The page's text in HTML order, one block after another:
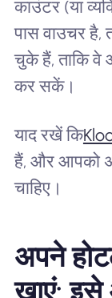
काउंटर (या
पास वाउचर
चुके हैं, ताकि वे
कर सकें।
याद रखें कि
हैं, और आपको
चाहिए।
अपने